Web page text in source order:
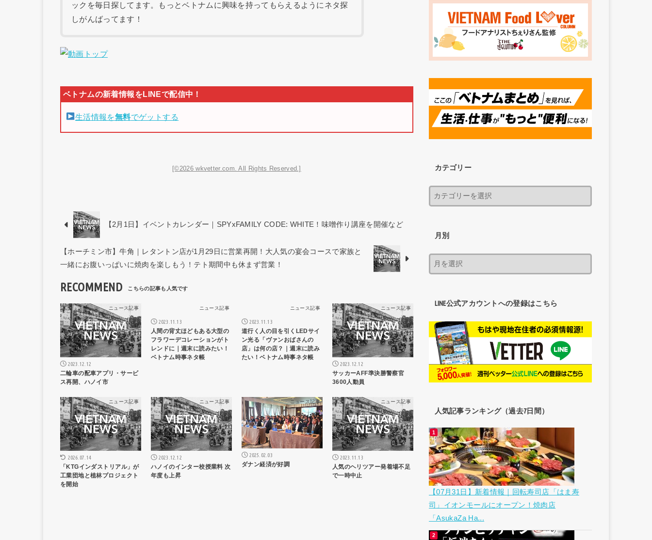
ックを毎日探してます。もっとベトナムに興味を持ってもらえるようにネタ探
しがんばってます！
生活情報を無料でゲットする
[©2026 wkvetter.com. All Rights Reserved.]
【2月1日】イベントカレンダー｜SPYxFAMILY CODE: WHITE！味噌作り講座を開催など
【ホーチミン市】牛角｜レタントン店が1月29日に営業再開！大人気の宴会コースで家族と
一緒にお腹いっぱいに焼肉を楽しもう！テト期間中も休まず営業！
RECOMMEND
ニュース記事
2023.12.12
二輪車の配車アプリ・サービ
ス再開、ハノイ市
ニュース記事
2023.11.13
人間の背丈ほどもある大型の
フラワーデコレーションがト
レンドに｜週末に読みたい！
ベトナム時事ネタ帳
ニュース記事
2023.11.13
道行く人の目を引くLEDサイ
ン光る「ヴァンおばさんの
店」は何の店？｜週末に読み
たい！ベトナム時事ネタ帳
ニュース記事
2023.12.12
サッカーAFF準決勝警察官
3600人動員
ニュース記事
2026.07.14
「KTGインダストリアル」が
工業団地と植林プロジェクト
を開始
ニュース記事
2023.12.12
ハノイのインター校授業料 次
年度も上昇
ニュース記事
2025.02.03
ダナン経済が好調
ニュース記事
2023.11.13
人気のヘリツアー発着場不足
で一時中止
カテゴリー
月別
LINE公式アカウントへの登録はこちら
人気記事ランキング（過去7日間）
【07月31日】新着情報｜回転寿司店「はま寿
司」イオンモールにオープン！焼肉店
「AsukaZa Ha...